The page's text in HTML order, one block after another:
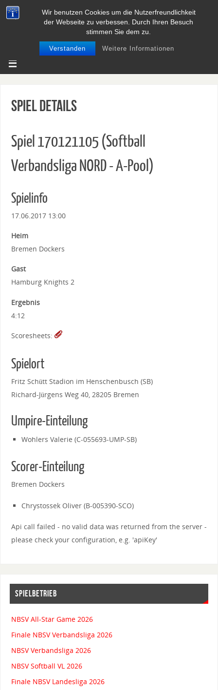
Wir benutzen Cookies um die Nutzerfreundlichkeit
der Webseite zu verbessen. Durch Ihren Besuch
stimmen Sie dem zu.
Verstanden Weitere Informationen
BASEBALL UND SOFTBALL IN
NIEDERSACHSEN
Spiel Details
Spiel 170121105 (Softball
Verbandsliga NORD - A-Pool)
Spielinfo
17.06.2017 13:00
Heim
Bremen Dockers
Gast
Hamburg Knights 2
Ergebnis
4:12
Scoresheets:
Spielort
Fritz Schütt Stadion im Henschenbusch (SB)
Richard-Jürgens Weg 40, 28205 Bremen
Umpire-Einteilung
Wohlers Valerie (C-055693-UMP-SB)
Scorer-Einteilung
Bremen Dockers
Chrystossek Oliver (B-005390-SCO)
Api call failed - no valid data was returned from the server -
please check your configuration, e.g. 'apiKey'
SPIELBETRIEB
NBSV All-Star Game 2026
Finale NBSV Verbandsliga 2026
NBSV Verbandsliga 2026
NBSV Softball VL 2026
Finale NBSV Landesliga 2026